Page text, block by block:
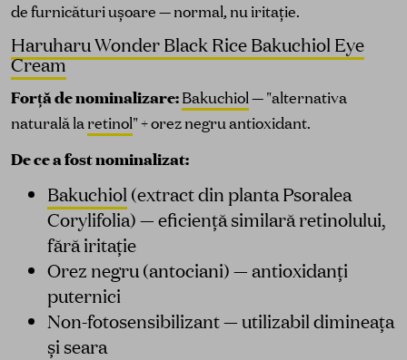
de furnicături ușoare — normal, nu iritație.
Haruharu Wonder Black Rice Bakuchiol Eye
Cream
Forță de nominalizare:Bakuchiol— "alternativa
naturală laretinol" + orez negru antioxidant.
De ce a fost nominalizat:
Bakuchiol(extract din planta Psoralea
Corylifolia) — eficiență similară retinolului,
fără iritație
Orez negru (antociani) — antioxidanți
puternici
Non-fotosensibilizant — utilizabil dimineața
și seara